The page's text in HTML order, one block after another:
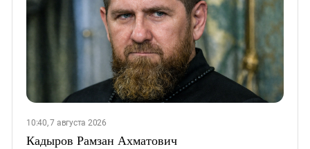
10:40, 7 августа 2026
Кадыров Рамзан Ахматович